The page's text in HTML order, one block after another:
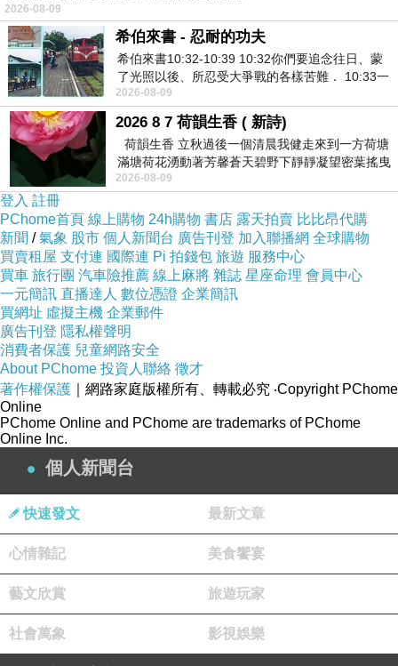
勿為郵政信箱。
求，收貨人地址請填台灣本島親友的地址
產品保固/售後服務：
導致新品瑕疵，到貨 7日內可更換新品。食品類
一經拆封，恕不退貨。
商品訊息簡述
【蔥媽媽】手工韭菜豬肉水餃(約50粒/包)★嚴選素材，媽
媽味極鮮手作
?當日新鮮食材，純手工製作
?充滿陽光的鮮採韭菜、上選豬腿肉
2026-08-09
希伯來書 - 忍耐的功夫
希伯來書10:32-10:39 10:32你們要追念往日、蒙
了光照以後、所忍受大爭戰的各樣苦難． 10:33一
面被毀謗、遭患難、成了戲景、叫眾人
2026-08-09
2026 8 7 荷韻生香 ( 新詩)
荷韻生香 立秋過後一個清晨我健走來到一方荷塘
滿塘荷花湧動著芳馨蒼天碧野下靜靜凝望密葉搖曳
幽泉中復有蛙鳴嘓嘓水波裡搖曳
2026-08-09
登入 註冊
PChome首頁 線上購物 24h購物 書店 露天拍賣 比比昂代購
新聞 /氣象 股市 個人新聞台 廣告刊登 加入聯播網 全球購物
買賣租屋 支付連 國際連 Pi 拍錢包 旅遊 服務中心
買車 旅行團 汽車險推薦 線上麻將 雜誌 星座命理 會員中心
一元簡訊 直播達人 數位憑證 企業簡訊
買網址 虛擬主機 企業郵件
廣告刊登 隱私權聲明
消費者保護 兒童網路安全
About PChome 投資人聯絡 徵才
著作權保護 ｜網路家庭版權所有、轉載必究 ‧Copyright PChome
Online
PChome Online and PChome are trademarks of PChome
Online Inc.
個人新聞台
快速發文 最新文章
心情雜記 美食饗宴
藝文欣賞 旅遊玩家
社會萬象 影視娛樂